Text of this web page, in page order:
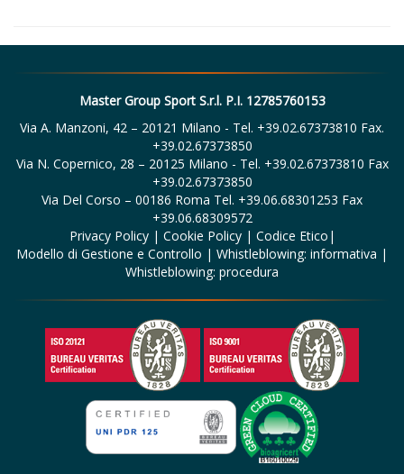
Master Group Sport S.r.l. P.I. 12785760153
Via A. Manzoni, 42 – 20121 Milano - Tel. +39.02.67373810 Fax.
+39.02.67373850
Via N. Copernico, 28 – 20125 Milano - Tel. +39.02.67373810 Fax
+39.02.67373850
Via Del Corso – 00186 Roma Tel. +39.06.68301253 Fax
+39.06.68309572
Privacy Policy| Cookie Policy| Codice Etico |
Modello di Gestione e Controllo | Whistleblowing: informativa |
Whistleblowing: procedura